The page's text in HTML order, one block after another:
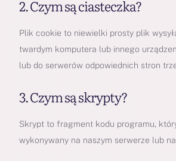
2. Czym są ciasteczka?
Plik cookie to niewielki prosty plik
twardym komputera lub innego
lub do serwerów odpowiednich stron
3. Czym są skrypty?
Skrypt to fragment kodu programu,
wykonywany na naszym serwerze lub